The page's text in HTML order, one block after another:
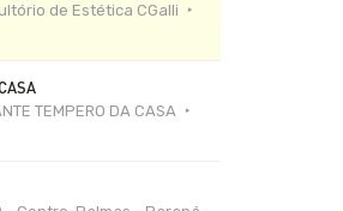
de Estética CGalli
TEMPERO DA CASA